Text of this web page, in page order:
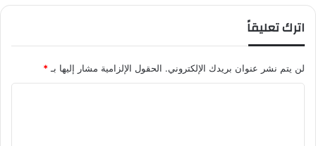
اترك تعليقاً
لن يتم نشر عنوان بريدك الإلكتروني. الحقول الإلزامية مشار إليها بـ *